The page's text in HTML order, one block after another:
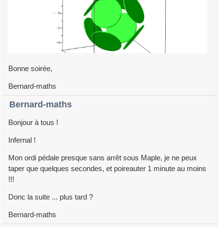
Bonne soirée,
Bernard-maths
Bernard-maths
Bonjour à tous !
Infernal !
Mon ordi pédale presque sans arrêt sous Maple, je ne peux
taper que quelques secondes, et poireauter 1 minute au moins
!!!
Donc la suite ... plus tard ?
Bernard-maths